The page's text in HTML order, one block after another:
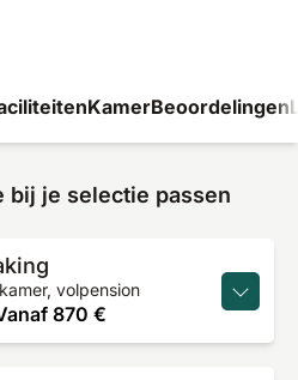
KamerBeoordelingen
bij je selectie passen
volpension
870 €